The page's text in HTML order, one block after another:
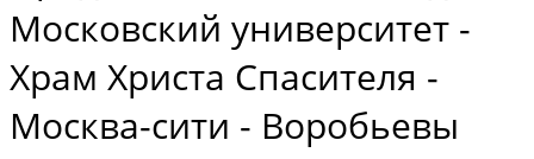
Московский университет -
Храм Христа Спасителя -
Москва-сити - Воробьевы